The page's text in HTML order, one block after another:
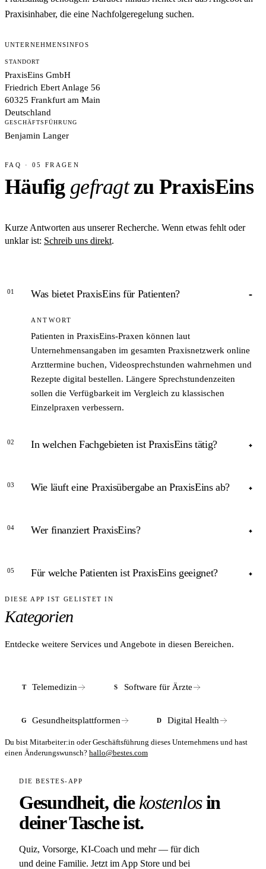
Praxisinhaber, die eine Nachfolgeregelung suchen.
UNTERNEHMENSINFOS
STANDORT
PraxisEins GmbH
Friedrich Ebert Anlage 56
60325 Frankfurt am Main
Deutschland
GESCHÄFTSFÜHRUNG
Benjamin Langer
FAQ · 05 FRAGEN
Häufig gefragtzu PraxisEins
Kurze Antworten aus unserer Recherche. Wenn etwas fehlt oder
unklar ist: Schreib uns direkt.
01 Was bietet PraxisEins für Patienten?
ANTWORT
Patienten in PraxisEins-Praxen können laut
Unternehmensangaben im gesamten Praxisnetzwerk online
Arzttermine buchen, Videosprechstunden wahrnehmen und
Rezepte digital bestellen. Längere Sprechstundenzeiten
sollen die Verfügbarkeit im Vergleich zu klassischen
Einzelpraxen verbessern.
02 In welchen Fachgebieten ist PraxisEins tätig?
PraxisEins ist nach eigenen Angaben in den Bereichen
Praxen, die als Versorgungsstandorte erhalten bleiben.
03 Wie läuft eine Praxisübergabe an PraxisEins ab?
Laut Unternehmensangaben vergehen vom ersten
Praxis vollständig und integriert sie in sein Netzwerk, ohne
04 Wer finanziert PraxisEins?
Zu den Kapitalgebern von PraxisEins zählen die BMH
High-Tech Gründerfonds, der teilweise aus Mitteln des
Bundesministeriums für Wirtschaft und Klimaschutz
aus dem deutschen Mittelstand beteiligt.
05 Für welche Patienten ist PraxisEins geeignet?
ANTWORT
PraxisEins richtet sich an alle GKV-Versicherten, die
Regionen, in denen Praxen geschlossen wurden oder
Fachbereichen Hausarztmedizin, Diabetologie und
DIESE APP IST GELISTET IN
Kategorien
Entdecke weitere Services und Angebote in diesen Bereichen.
T Telemedizin S Software für Ärzte
G Gesundheitsplattformen D Digital Health
Du bist Mitarbeiter:in oder Geschäftsführung dieses Unternehmens und hast
einen Änderungswunsch? hallo@bestes.com
DIE BESTES-APP
Gesundheit, diekostenlosin
deiner Tasche ist.
Quiz, Vorsorge, KI-Coach und mehr — für dich
und deine Familie. Jetzt im App Store und bei